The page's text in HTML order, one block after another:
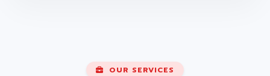
OUR SERVICES